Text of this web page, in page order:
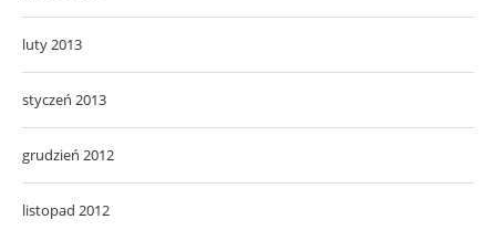
luty 2013
styczeń 2013
grudzień 2012
listopad 2012